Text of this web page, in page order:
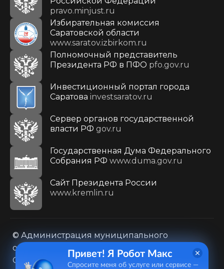
pravo.minjust.ru
Избирательная комиссия
Саратовской области
www.saratov.izbirkom.ru
Полномочный представитель
Президента РФ в ПФО pfo.gov.ru
Инвестиционный портал города
Саратова investsaratov.ru
Сервер органов государственной
власти РФ gov.ru
Государственная Дума Федерального
Собрания РФ www.duma.gov.ru
Cайт Президента России
www.kremlin.ru
© Администрация муниципального
образования городского округа «Город
Саратов»
Привет! Я Робот Макс
Спросите меня об услуге или сервисе —